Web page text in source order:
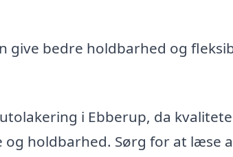
give bedre holdbarhed og
i Ebberup, da
holdbarhed. Sørg for at læse